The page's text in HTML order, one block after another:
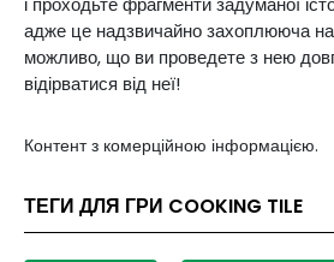
і проходьте фрагменти задуманої
адже це надзвичайно захоплююча
можливо, що ви проведете з нею
відірватися від неї!
Контент з комерційною інформацією.
ТЕГИ ДЛЯ ГРИ COOKING TILE